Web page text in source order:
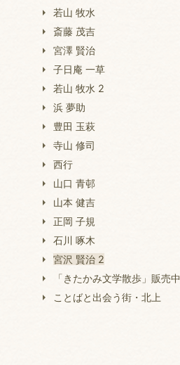
若山 牧水
斎藤 茂吉
宮澤 賢治
子日庵 一草
若山 牧水 2
浜 夢助
豊田 玉萩
寺山 修司
西行
山口 青邨
山本 健吉
正岡 子規
石川 啄木
宮沢 賢治 2
「きたかみ文学散歩」販売中
ことばと出会う街・北上